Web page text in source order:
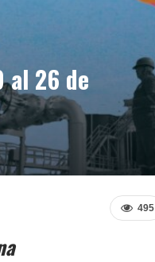
al 26 de
495